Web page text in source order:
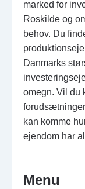
marked for
Roskilde og
behov. Du
Danmarks
omegn. Vil du
kan komme
ejendom har
Menu